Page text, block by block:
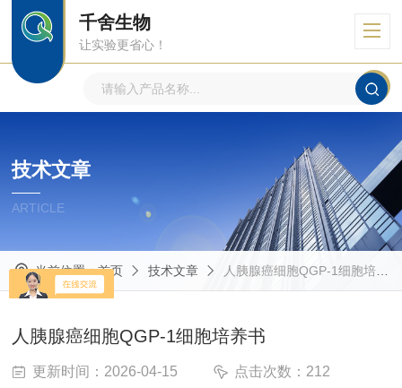
千舍生物
让实验更省心！
技术文章
ARTICLE
当前位置：首页 技术文章 人胰腺癌细胞QGP-1细胞培养书
人胰腺癌细胞QGP-1细胞培养书
更新时间：2026-04-15 点击次数：212